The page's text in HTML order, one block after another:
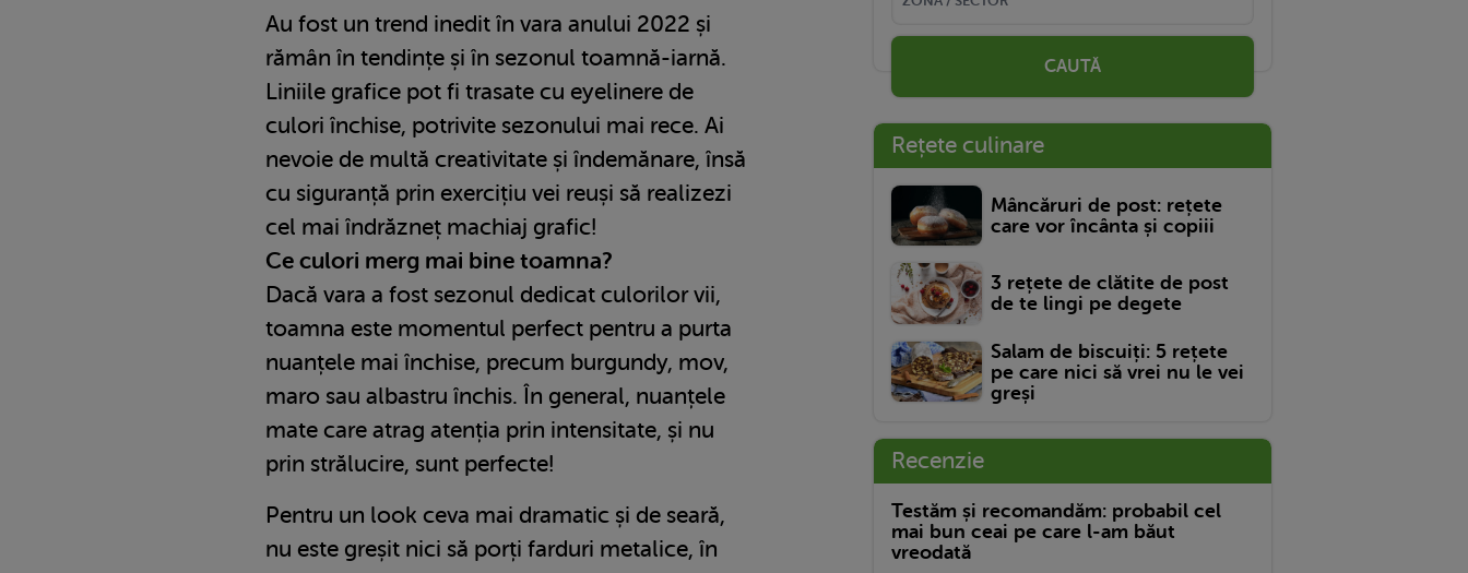
Au fost un trend inedit în vara anului 2022 și
rămân în tendințe și în sezonul toamnă-iarnă.
Liniile grafice pot fi trasate cu eyelinere de
culori închise, potrivite sezonului mai rece. Ai
nevoie de multă creativitate și îndemănare, însă
cu siguranță prin exercițiu vei reuși să realizezi
cel mai îndrăzneț machiaj grafic!
Ce culori merg mai bine toamna?
Dacă vara a fost sezonul dedicat culorilor vii,
toamna este momentul perfect pentru a purta
nuanțele mai închise, precum burgundy, mov,
maro sau albastru închis. În general, nuanțele
mate care atrag atenția prin intensitate, și nu
prin strălucire, sunt perfecte!
Pentru un look ceva mai dramatic și de seară,
nu este greșit nici să porți farduri metalice, în
CAUTĂ
Rețete culinare
Mâncăruri de post: rețete
care vor încânta și copiii
3 rețete de clătite de post
de te lingi pe degete
Salam de biscuiți: 5 rețete
pe care nici să vrei nu le vei
greși
Recenzie
Testăm și recomandăm: probabil cel
mai bun ceai pe care l-am băut
vreodată